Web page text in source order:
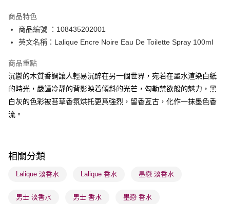
PayMe
WeChat Pay
BoC Pay
送貨方式
順豐自助櫃 - 確認發貨後1-3個工作天送達
每筆HK$65.00，滿HK$300.00或以上免運費
每筆HK$65.00，滿HK$300.00或以上免運費
確認發貨後1-3 工作天送達，訂單將隨機分配至SF順豐速運或京東
每筆HK$65.00，滿HK$300.00或以上免運費
商品特色
商品編號 ：108435202001
英文名稱：Lalique Encre Noire Eau De Toilette Spray 100ml
商品重點
沉鬱的木質香調讓人輕易沉醉在另一個世界，宛若在墨水渲染白紙
的時光，嚴謹冷靜的背影映着傾斜的光芒，勾勒禁欲般的魅力，黑
白灰的色彩被苔草香氛烘托更爲強烈，留香亙古，化作一抹墨色香
流。
相關分類
Lalique 淡香水 Lalique 香水 墨戀 淡香水
男士 淡香水 男士 香水 墨戀 香水